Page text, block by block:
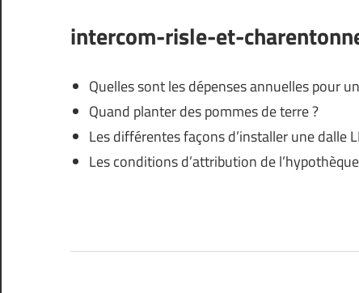
intercom-risle-et-
Quelles sont les dépenses annuelles pour
Quand planter des pommes de terre ?
Les différentes façons d’installer une dalle
Les conditions d’attribution de